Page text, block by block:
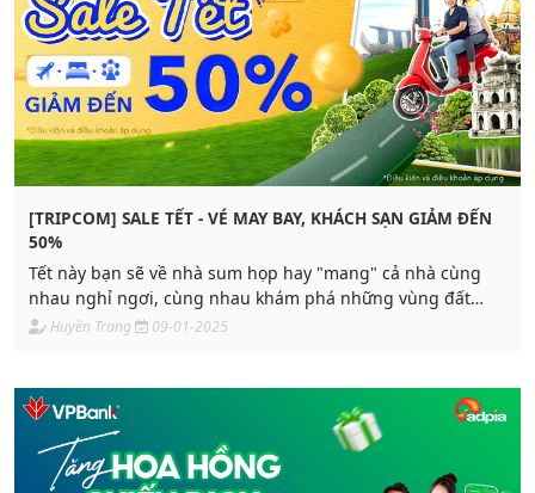
[TRIPCOM] SALE TẾT - VÉ MAY BAY, KHÁCH SẠN GIẢM ĐẾN
50%
Tết này bạn sẽ về nhà sum họp hay "mang" cả nhà cùng
nhau nghỉ ngơi, cùng nhau khám phá những vùng đất
mới? Dù đi đâu, chỉ cần cùng nhau, nơi đâu cũng là Tết. ​
Huyền Trang 09-01-2025